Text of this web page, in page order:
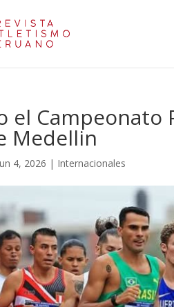
el Campeonato
Medellin
4, 2026 | Internacionales